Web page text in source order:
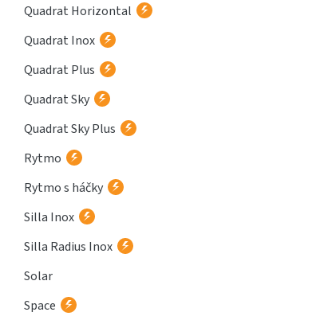
Quadrat Horizontal
Quadrat Inox
Quadrat Plus
Quadrat Sky
Quadrat Sky Plus
Rytmo
Rytmo s háčky
Silla Inox
Silla Radius Inox
Solar
Space